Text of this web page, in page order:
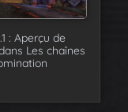
: Aperçu de
Les chaînes